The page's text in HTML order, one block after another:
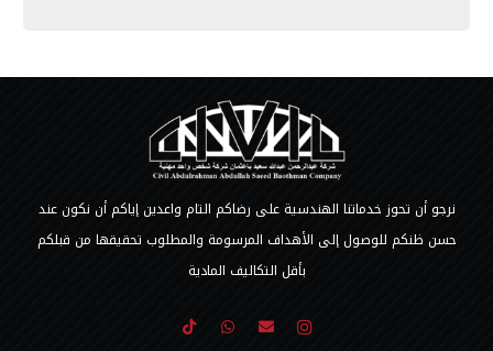
نرجو أن تحوز خدماتنا الهندسية على رضاكم التام واعدين إياكم أن نكون عند
حسن ظنكم للوصول إلى الأهداف المرسومة والمطلوب تحقيقها من قبلكم
بأقل التكاليف المادية